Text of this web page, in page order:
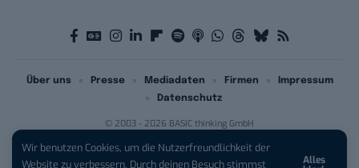
Wir benutzen Cookies, um die Nutzerfreundlichkeit der
Website zu verbessern. Durch deinen Besuch stimmst
Alles
© 2003 - 2026 BASIC thinking GmbH
Über uns Presse Mediadaten Firmen
Impressum
Datenschutz